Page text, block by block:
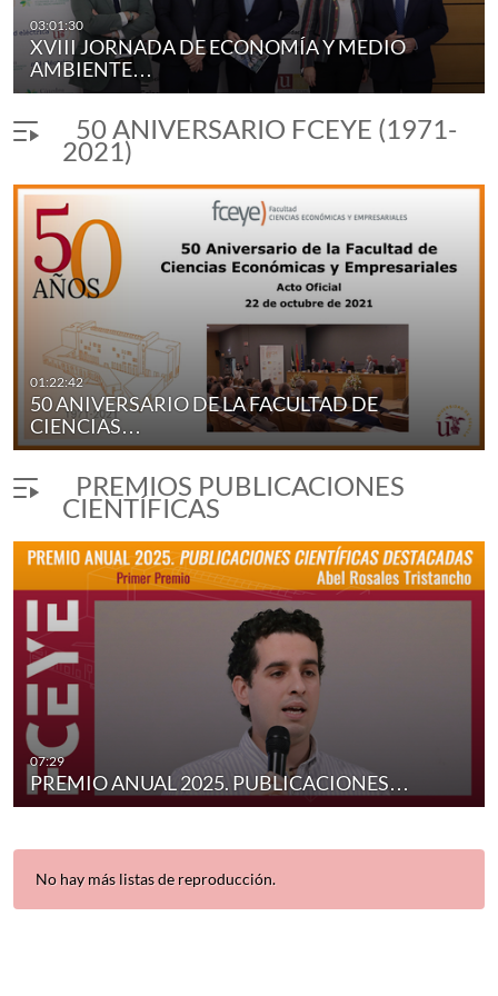
03:01:30
XVIII JORNADA DE ECONOMÍA Y MEDIO
AMBIENTE…
50 ANIVERSARIO FCEYE (1971-
2021)
01:22:42
50 ANIVERSARIO DE LA FACULTAD DE
CIENCIAS…
Y DECANOS DE…
Mª JESÚS MONTERO, MINISTRA DE…
duración 1 hora 5 minutos
PREMIOS PUBLICACIONES
CIENTÍFICAS
07:29
PREMIO ANUAL 2025. PUBLICACIONES…
PREMIOS PUBLICACIONES
duración 8 minutos 12 segundos
No hay más listas de reproducción.